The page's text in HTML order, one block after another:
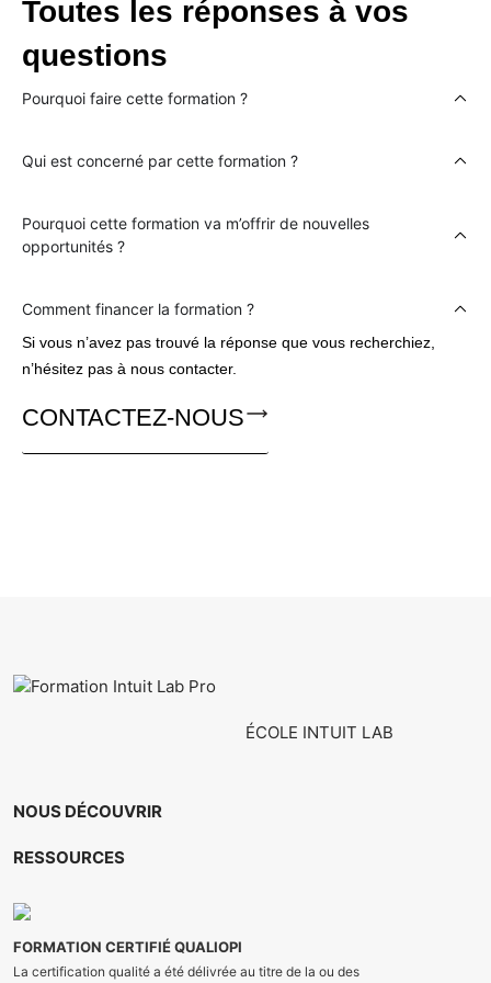
Toutes les réponses à vos
questions
Pourquoi faire cette formation ?
Qui est concerné par cette formation ?
Pourquoi cette formation va m’offrir de nouvelles
opportunités ?
Comment financer la formation ?
Si vous n’avez pas trouvé la réponse que vous recherchiez,
n’hésitez pas à nous contacter.
CONTACTEZ-NOUS
ÉCOLE INTUIT LAB
NOUS DÉCOUVRIR
RESSOURCES